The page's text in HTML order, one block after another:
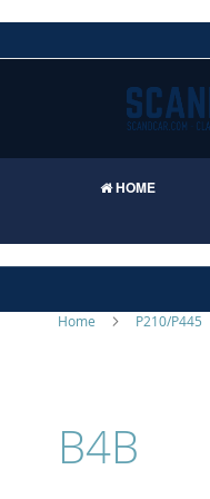
to
HOME
Home P210/P445
B4B